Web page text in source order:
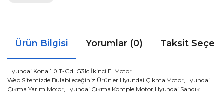
Ürün Bilgisi Yorumlar (0) Taksit
Hyundai Kona 1.0 T-Gdı G3lc İkinci El Motor.
Web Sitemizde Bulabileceğiniz Ürünler Hyundai Çıkma Motor,Hyundai
Çıkma Yarım Motor,Hyundai Çıkma Komple Motor,Hyundai Sandık